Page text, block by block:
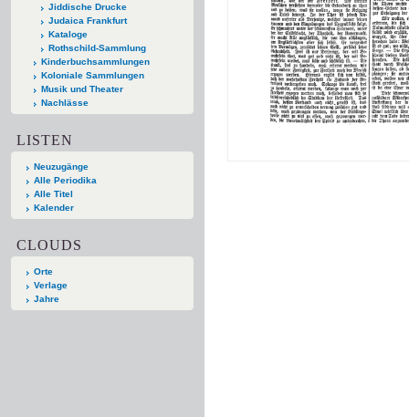
Jiddische Drucke
Judaica Frankfurt
Kataloge
Rothschild-Sammlung
Kinderbuchsammlungen
Koloniale Sammlungen
Musik und Theater
Nachlässe
LISTEN
Neuzugänge
Alle Periodika
Alle Titel
Kalender
CLOUDS
Orte
Verlage
Jahre